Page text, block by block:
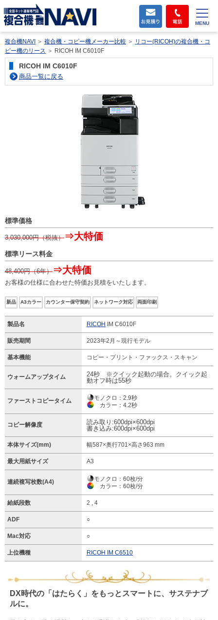
MENU
複合機NAVI ＞ 複合機・コピー機メーカー比較 ＞ リコー(RICOH)の複合機・コ
ピー機のリース ＞ RICOH IM C6010F
RICOH IM C6010F
商品一覧に戻る
標準価格
3,030,000円（税抜）⇒大特価
標準リース料金
48,400円（6年）⇒大特価
お客様の仕様に合わせた特価お見積をいたします。
新品 A3カラー カウンター保守契約 ネットワーク対応 両面印刷
製品名 RICOH IM C6010F
販売期間 2023年2月～現行モデル
基本機能 コピー・プリント・ファックス・スキャン
ウォームアップタイム
24秒 ※クイック起動の場合。クイック起
動オフ時は55秒
ファーストコピータイム
モノクロ：2.9秒
カラー：4.2秒
コピー解像度
読み取り:600dpi×600dpi
書き込み:600dpi×600dpi
本体サイズ(mm) 幅587×奥行701×高さ963 mm
最大用紙サイズ A3
連続複写枚数(A4)
モノクロ：60枚/分
カラー：60枚/分
給紙段数 2 , 4
ADF ○
Mac対応 ○
上位機種 RICOH IM C6510
DX時代の「はたらく」をもっとスマートに、サステナブ
ルに。